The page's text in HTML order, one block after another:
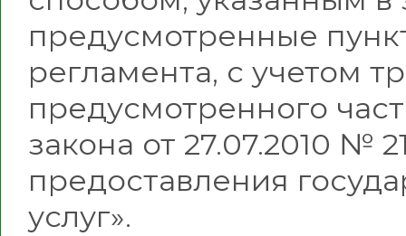
предусмотренные
регламента, с учетом
предусмотренного
закона от 27.07.2010 №
предоставления
услуг».